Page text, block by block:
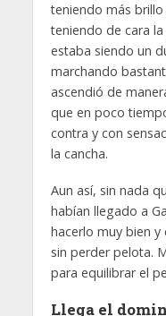
teniendo más
teniendo de cara
estaba siendo un
marchando
ascendió de
que en poco
contra y con
la cancha.
Aun así, sin nada
habían llegado a
hacerlo muy bien
sin perder pelota.
para equilibrar el
Llega el